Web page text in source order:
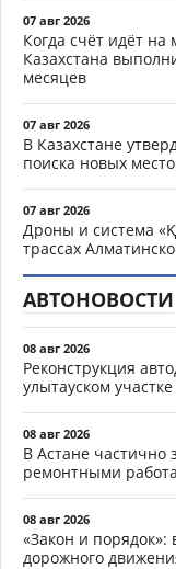
07 авг 2026
Когда счёт идёт
Казахстана
месяцев
07 авг 2026
В Казахстане
поиска новых
07 авг 2026
Дроны и система
трассах
АВТОНОВОСТИ
08 авг 2026
Реконструкция
улытауском
08 авг 2026
В Астане частично
ремонтными
08 авг 2026
«Закон и порядок»:
дорожного